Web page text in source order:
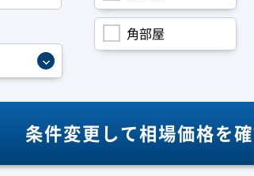
角部屋
条件変更して相場価格を